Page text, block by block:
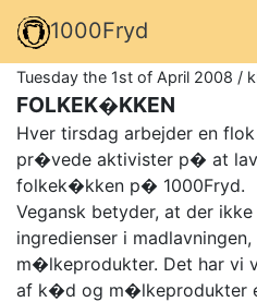
1000Fryd
Tuesday the 1st of April 2008 /
FOLKEK�KKEN
Hver tirsdag arbejder en
pr�vede aktivister p� at
folkek�kken p� 1000Fryd.
Vegansk betyder, at der
ingredienser i
m�lkeprodukter. Det har vi
af k�d og m�lkeprodukter